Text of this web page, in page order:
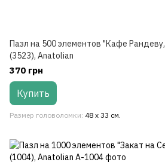
Пазл на 500 элементов "Кафе
(3523), Anatolian
370 грн
Купить
Размер головоломки 48 х 33 см.